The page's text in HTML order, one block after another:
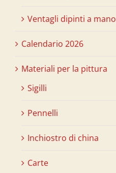
Ventagli dipinti a mano
Calendario 2026
Materiali per la pittura
Sigilli
Pennelli
Inchiostro di china
Carte